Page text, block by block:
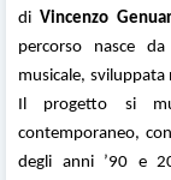
di Vincenzo
percorso nasce
musicale,
Il progetto si
contemporaneo,
degli anni ’90 e